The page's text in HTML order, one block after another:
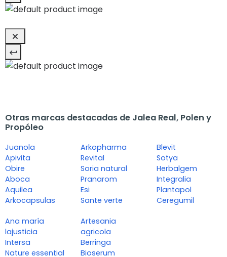
Otras marcas destacadas de Jalea Real, Polen y
Propóleo
Juanola
Apivita
Obire
Aboca
Aquilea
Arkocapsulas
Arkopharma
Revital
Soria natural
Pranarom
Esi
Sante verte
Blevit
Sotya
Herbalgem
Integralia
Plantapol
Ceregumil
Ana maría
lajusticia
Intersa
Nature essential
Artesania
agricola
Berringa
Bioserum